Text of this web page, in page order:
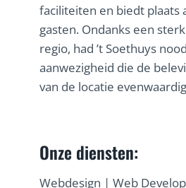
faciliteiten en biedt plaats
gasten. Ondanks een
regio, had ’t Soethuys
aanwezigheid die de
van de locatie
Onze diensten:
Webdesign | Web